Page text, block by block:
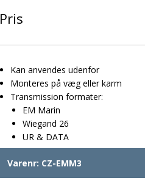
Pris
Kan anvendes udenfor
Monteres på væg eller karm
Transmission formater:
EM Marin
Wiegand 26
UR & DATA
Varenr: CZ-EMM3